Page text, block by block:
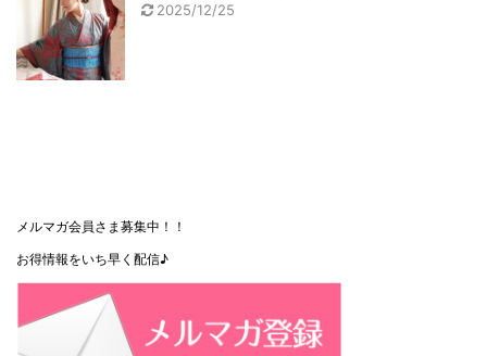
2025/12/25
メルマガ会員さま募集中！！
お得情報をいち早く配信♪